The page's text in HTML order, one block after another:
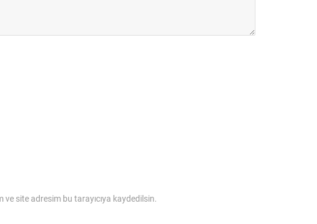
ve site adresim bu tarayıcıya kaydedilsin.